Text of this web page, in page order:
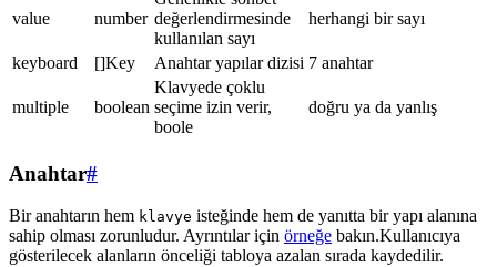
value number değerlendirmesinde
kullanılan sayı
herhangi bir sayı
keyboard []Key Anahtar yapılar dizisi 7 anahtar
multiple boolean
Klavyede çoklu
seçime izin verir,
boole
doğru ya da yanlış
Anahtar#
Bir anahtarın hem klavye isteğinde hem de yanıtta bir yapı alanına
sahip olması zorunludur. Ayrıntılar için örneğe bakın.Kullanıcıya
gösterilecek alanların önceliği tabloya azalan sırada kaydedilir.